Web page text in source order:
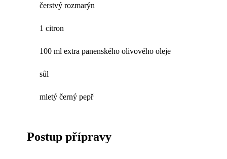
čerstvý rozmarýn
1 citron
100 ml extra panenského olivového oleje
sůl
mletý černý pepř
Postup přípravy